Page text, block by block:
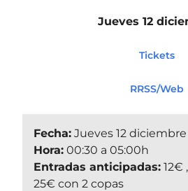
Jueves 12
Tickets
RRSS/Web
Fecha: Jueves 12 diciembre
Hora: 00:30 a 05:00h
Entradas anticipadas: 12€
25€ con 2 copas